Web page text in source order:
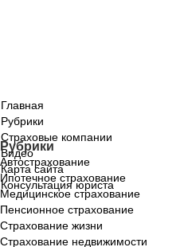
Главная
Рубрики
Страховые компании
Видео
Карта сайта
Консультация юриста
Рубрики
Автострахование
Ипотечное страхование
Медицинское страхование
Пенсионное страхование
Страхование жизни
Страхование недвижимости